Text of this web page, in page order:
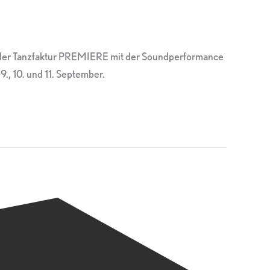
Tanzfaktur PREMIERE mit der Soundperformance
10. und 11. September.